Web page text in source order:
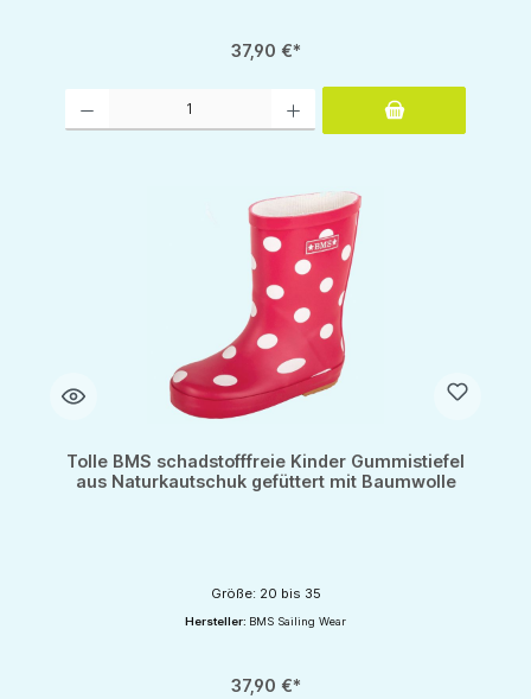
37,90 €*
Tolle BMS schadstofffreie Kinder Gummistiefel
aus Naturkautschuk gefüttert mit Baumwolle
Größe: 20 bis 35
Hersteller: BMS Sailing Wear
37,90 €*